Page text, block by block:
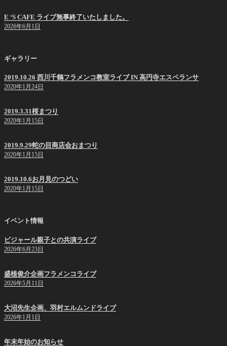
E ‘S CAFE ライブ無事終了いたしました。
2026年6月1日
ギャラリー
2019.10.26 西川千鶴フラメンコ教室ライブ IN 高円寺エスペランサ
2020年1月24日
2019.3.31桜まつり
2020年1月15日
2019.9.29蛇の目商店会おまつり
2020年1月15日
2019.10.6お月見のつどい
2020年1月15日
イベント情報
ビジャール親子との共演ライブ
2026年6月23日
盛植俊介企画フラメンコライブ
2026年5月11日
大沼先生企画、羽村エルムンドライブ
2026年1月1日
年末年始のお知らせ